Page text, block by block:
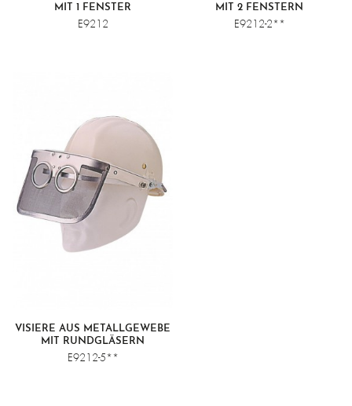
MIT 1 FENSTER
E9212
MIT 2 FENSTERN
E9212-2**
VISIERE AUS METALLGEWEBE
MIT RUNDGLÄSERN
E9212-5**